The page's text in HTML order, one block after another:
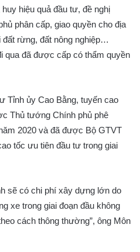
hiệu quả đầu tư, đề nghị
phân cấp, giao quyền cho địa
rừng, đất nông nghiệp…
qua đã được cấp có thẩm quyền
Tỉnh ủy Cao Bằng, tuyến cao
Thủ tướng Chính phủ phê
2020 và đã được Bộ GTVT
tốc ưu tiên đầu tư trong giai
sẽ có chi phí xây dựng lớn do
xe trong giai đoạn đầu không
cách thông thường”, ông Môn